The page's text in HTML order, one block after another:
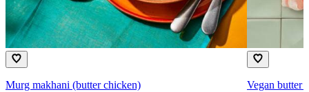
Murg makhani (butter chicken)
Vegan butter